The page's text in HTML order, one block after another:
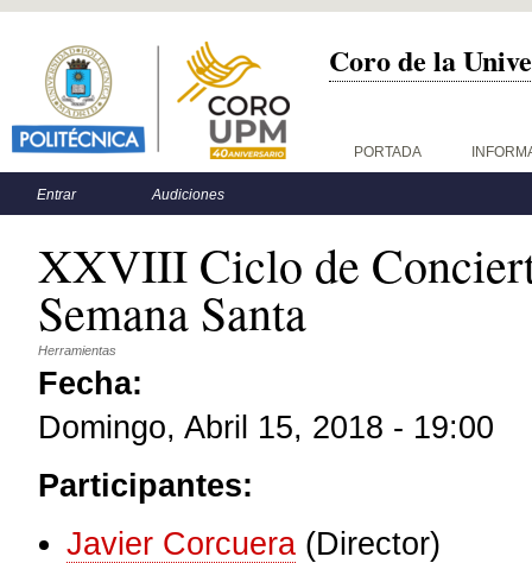
Coro de la
Menú principal PORTADA
Menú secundario
Entrar Audiciones
XXVIII Ciclo de
Semana Santa
Herramientas
Fecha:
Domingo, Abril 15, 2018 - 19:00
Participantes:
Javier Corcuera (Director)